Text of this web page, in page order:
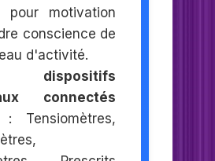
pour motivation
conscience de
d'activité.
connectés
: Tensiomètres,